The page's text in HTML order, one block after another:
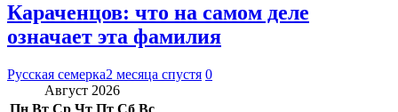
Караченцов: что на самом деле
означает эта фамилия
Русская семерка2 месяца спустя 0
Август 2026